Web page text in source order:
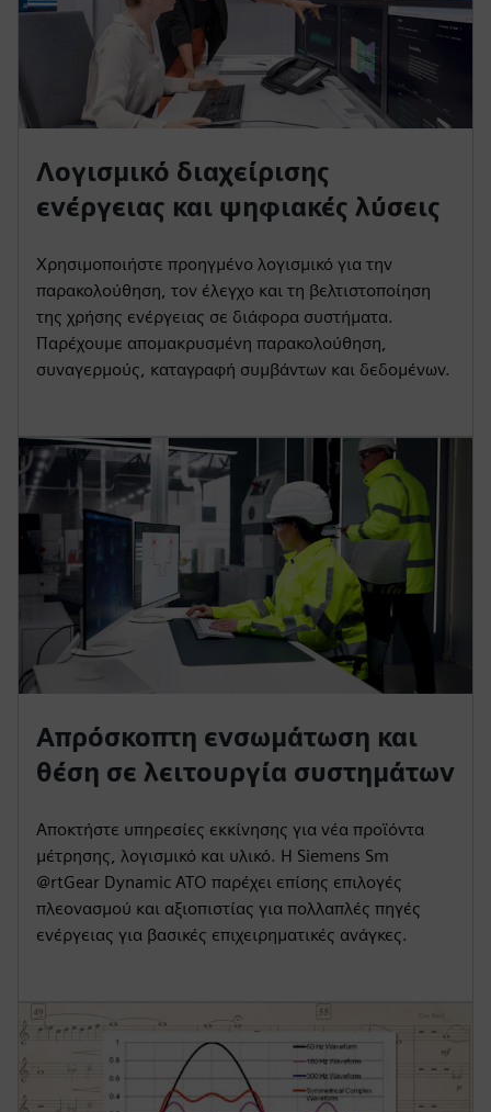
Λογισμικό διαχείρισης
ενέργειας και ψηφιακές λύσεις
Χρησιμοποιήστε προηγμένο λογισμικό για την
παρακολούθηση, τον έλεγχο και τη βελτιστοποίηση
της χρήσης ενέργειας σε διάφορα συστήματα.
Παρέχουμε απομακρυσμένη παρακολούθηση,
συναγερμούς, καταγραφή συμβάντων και δεδομένων.
Απρόσκοπτη ενσωμάτωση και
θέση σε λειτουργία συστημάτων
Αποκτήστε υπηρεσίες εκκίνησης για νέα προϊόντα
μέτρησης, λογισμικό και υλικό. Η Siemens Sm
@rtGear Dynamic ATO παρέχει επίσης επιλογές
πλεονασμού και αξιοπιστίας για πολλαπλές πηγές
ενέργειας για βασικές επιχειρηματικές ανάγκες.